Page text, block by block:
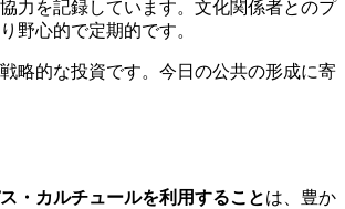
力を記録しています。文化関係者とのプ
野心的で定期的です。
略的な投資です。今日の公共の形成に寄
・カルチュールを利用することは、豊か